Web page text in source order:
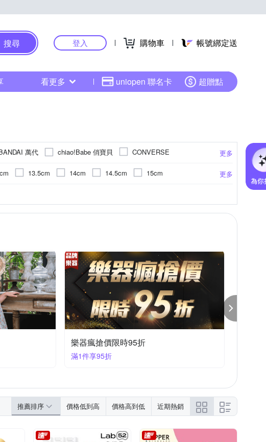
搜尋 登入 購物車 帳號綁定送
看更多 uniopen 聯名卡 超贈點
更多
萬代 chiao!Babe 俏寶貝
CONVERSE
FILA Fees 法緻 GIAT
GMP BABY
New Classic Toys OB 嚴選
PUMA
橘魔法 賽先生科學工廠
更多
13.5cm 14cm 14.5cm
15cm
25.5cm 26cm以上
家居褲 多件式泳衣 空心帽
室內拖鞋
玩偶 泡泡水系列 湯匙 防蚊液 便當袋
樂器瘋搶價限時95折
滿1件享95折
推薦排序 價格低到高 價格高到低 近期熱銷